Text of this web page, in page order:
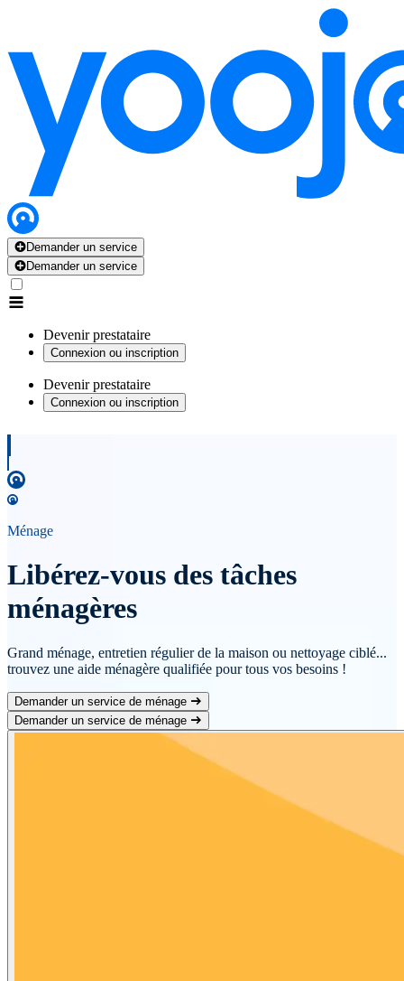
Demander un service
Demander un service
Devenir prestataire
Connexion ou inscription
Devenir prestataire
Connexion ou inscription
Ménage
Libérez-vous des tâches
ménagères
Grand ménage, entretien régulier de la maison ou nettoyage ciblé...
trouvez une aide ménagère qualifiée pour tous vos besoins !
Demander un service de ménage
Demander un service de ménage